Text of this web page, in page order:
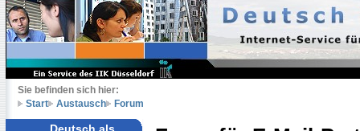
Sie befinden sich hier:
Start
Austausch Forum